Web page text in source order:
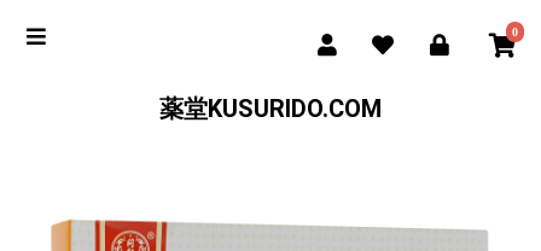
0
薬堂KUSURIDO.COM